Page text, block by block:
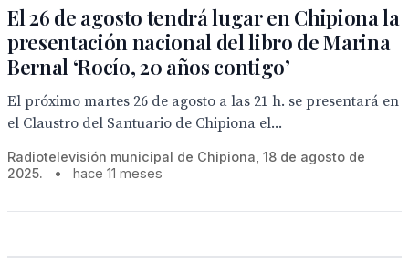
El 26 de agosto tendrá lugar en Chipiona la
presentación nacional del libro de Marina
Bernal ‘Rocío, 20 años contigo’
El próximo martes 26 de agosto a las 21 h. se presentará en
el Claustro del Santuario de Chipiona el...
Radiotelevisión municipal de Chipiona, 18 de agosto de
2025.
• hace 11 meses